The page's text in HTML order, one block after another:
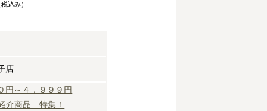
込み）
店
円～４，９９９円
介商品 特集！